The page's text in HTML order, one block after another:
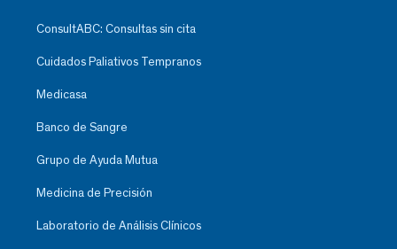
ConsultABC: Consultas sin cita
Cuidados Paliativos Tempranos
Medicasa
Banco de Sangre
Grupo de Ayuda Mutua
Medicina de Precisión
Laboratorio de Análisis Clínicos